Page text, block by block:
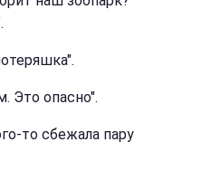
Это опасно".
то сбежала пару